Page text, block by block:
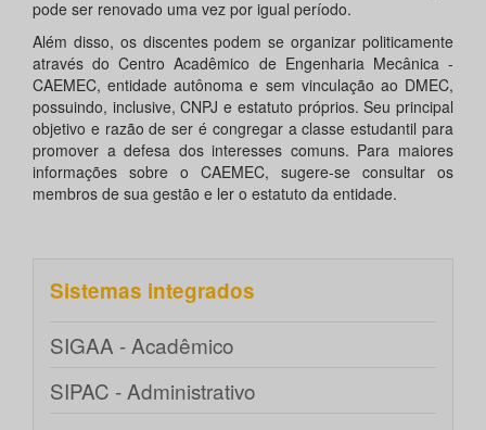
pode ser renovado uma vez por igual período.
Além disso, os discentes podem se organizar politicamente
através do Centro Acadêmico de Engenharia Mecânica -
CAEMEC, entidade autônoma e sem vinculação ao DMEC,
possuindo, inclusive, CNPJ e estatuto próprios. Seu principal
objetivo e razão de ser é congregar a classe estudantil para
promover a defesa dos interesses comuns. Para maiores
informações sobre o CAEMEC, sugere-se consultar os
membros de sua gestão e ler o estatuto da entidade.
Sistemas integrados
SIGAA - Acadêmico
SIPAC - Administrativo